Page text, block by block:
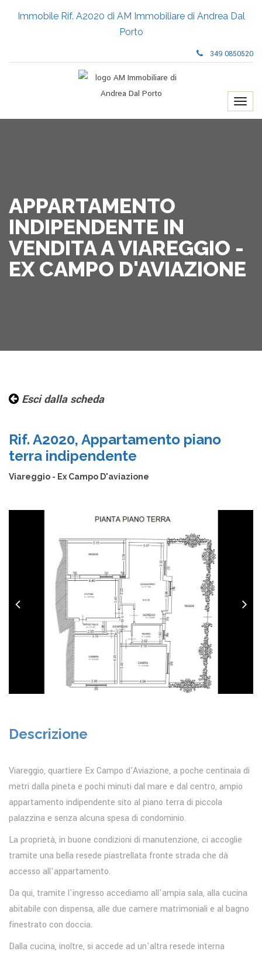
Immobile Rif. A2020 di AM Immobiliare di Andrea Dal
Porto
349 0850520
APPARTAMENTO
INDIPENDENTE IN
VENDITA A VIAREGGIO -
EX CAMPO D'AVIAZIONE
Esci dalla scheda
Rif. A2020, Appartamento piano
terra indipendente
Viareggio - Ex Campo D'aviazione
Descrizione
Viareggio, quartiere Ex Campo d'Aviazione, a poche centinaia di
metri dalla pineta e pochi minuti dal mare e dal centro, ampio
appartamento indipendente sito al piano terra di piccola
palazzina e senza alcuna spesa di condominio.
La proprietà, in buone condizioni di manutenzione, ci accoglie
tramite una bella resede piastrellata fronte strada che dà
accesso all'appartamento.
Da qui, tramite l'ingresso accediamo all'ampia sala, alla cucina
abitabile con dispensa, alle due camere matrimoniali e al bagno
finestrato con doccia.
Dalla cucina, inoltre, si accede ad un'altra resede interna